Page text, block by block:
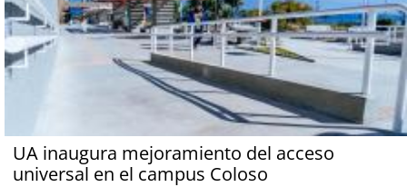
UA inaugura mejoramiento del acceso
universal en el campus Coloso